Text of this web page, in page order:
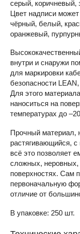
серый, коричневый,
Цвет надписи
чёрный, белый,
оранжевый,
внутри и снаружи
для маркировки
безопасности
Для этого
наноситься на
температурах до
Прочный материал,
растягивающийся,
всё это позволяет
сложных, неровных,
поверхностях. Сам
первоначальную
отличие от
В упаковке: 250 шт.